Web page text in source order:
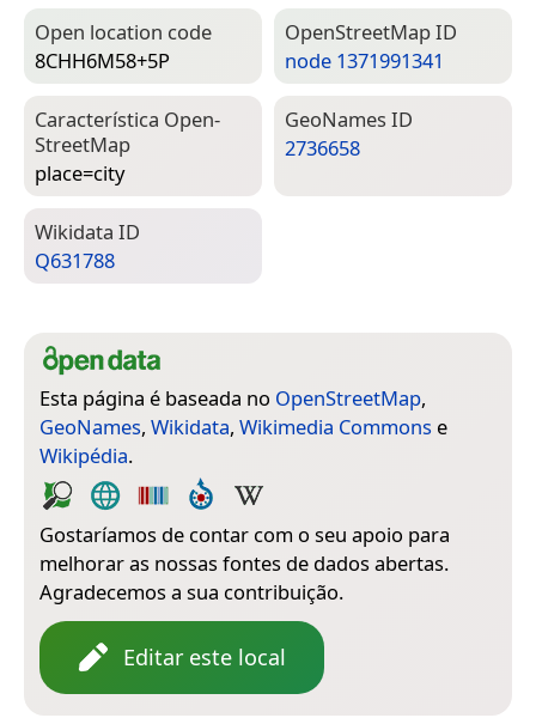
Open location code
8CHH6M58+5P
Open­Street­Map ID
node 1371991341
Característica Open­
Street­Map
place=­city
Geo­Names ID
2736658
Wiki­data ID
Q631788
Esta página é baseada no OpenStreetMap,
GeoNames, Wikidata, Wikimedia Commons e
Wikipédia.
Gostaríamos de contar com o seu apoio para
melhorar as nossas fontes de dados abertas.
Agradecemos a sua contribuição.
Editar este local